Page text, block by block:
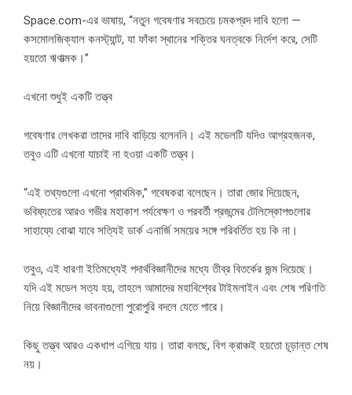
Space.com-এর ভাষায়, “নতুন গবেষণার সবচেয়ে চমকপ্রদ দাবি হলো —
কসমোলজিক্যাল কনস্ট্যান্ট, যা ফাঁকা স্থানের শক্তির ঘনত্বকে নির্দেশ করে, সেটি
হয়তো ঋণাত্মক।”
এখনো শুধুই একটি তত্ত্ব
গবেষণার লেখকরা তাদের দাবি বাড়িয়ে বলেননি। এই মডেলটি যদিও আগ্রহজনক,
তবুও এটি এখনো যাচাই না হওয়া একটি তত্ত্ব।
“এই তথ্যগুলো এখনো প্রাথমিক,” গবেষকরা বলেছেন। তারা জোর দিয়েছেন,
ভবিষ্যতের আরও গভীর মহাকাশ পর্যবেক্ষণ ও পরবর্তী প্রজন্মের টেলিস্কোপগুলোর
সাহায্যে বোঝা যাবে সত্যিই ডার্ক এনার্জি সময়ের সঙ্গে পরিবর্তিত হয় কি না।
তবুও, এই ধারণা ইতিমধ্যেই পদার্থবিজ্ঞানীদের মধ্যে তীব্র বিতর্কের জন্ম দিয়েছে।
যদি এই মডেল সত্য হয়, তাহলে আমাদের মহাবিশ্বের টাইমলাইন এবং শেষ পরিণতি
নিয়ে বিজ্ঞানীদের ভাবনাগুলো পুরোপুরি বদলে যেতে পারে।
কিছু তত্ত্ব আরও একধাপ এগিয়ে যায়। তারা বলছে, বিগ ক্রাঞ্চই হয়তো চূড়ান্ত শেষ
নয়।